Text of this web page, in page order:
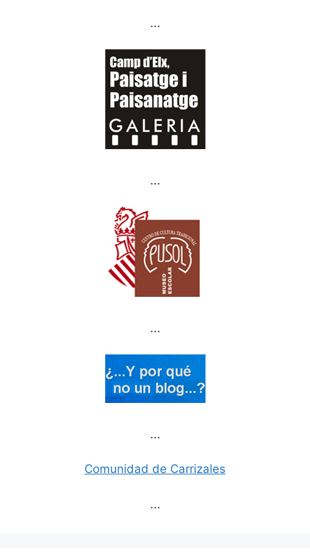
...
...
...
...
Comunidad de Carrizales
...